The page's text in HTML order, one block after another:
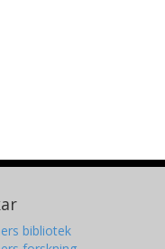
bibliotek